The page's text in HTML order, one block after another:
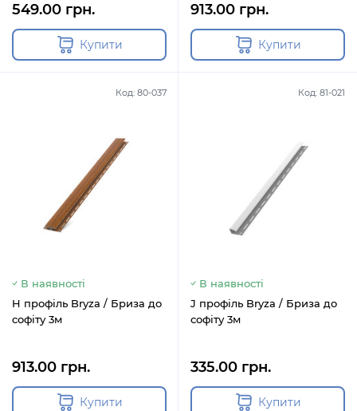
549.00 грн.
Купити
913.00 грн.
Купити
Код: 80-037
В наявності
H профіль Bryza / Бриза до
софіту 3м
913.00 грн.
Купити
Код: 81-021
В наявності
J профіль Bryza / Бриза до
софіту 3м
335.00 грн.
Купити